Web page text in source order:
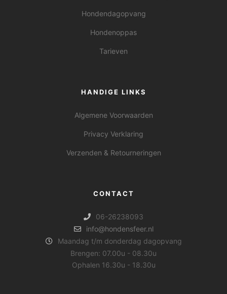
Hondendagopvang
Hondenoppas
Tarieven
HANDIGE LINKS
Algemene Voorwaarden
Privacy Verklaring
Verzenden & Retourneringen
CONTACT
06-26238093
info@hondensfeer.nl
Maandag t/m donderdag dagopvang
Brengen: 07.00u - 08.30u
Ophalen 16.30u - 18.30u